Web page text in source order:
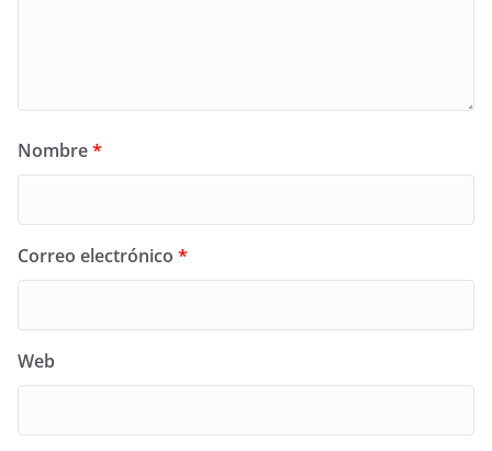
Nombre*
Correo electrónico *
Web